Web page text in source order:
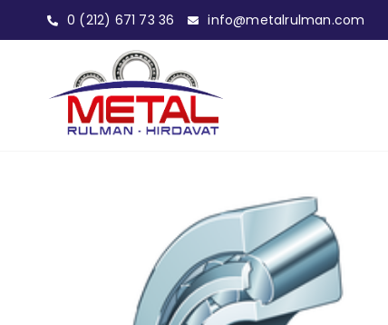
0 (212) 671 73 36 info@metalrulman.com